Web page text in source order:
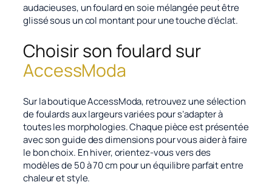
audacieuses, un foulard en soie mélangée peut être
glissé sous un col montant pour une touche d’éclat.
Choisir son foulard sur
AccessModa
Sur la boutique AccessModa, retrouvez une sélection
de foulards aux largeurs variées pour s’adapter à
toutes les morphologies. Chaque pièce est présentée
avec son guide des dimensions pour vous aider à faire
le bon choix. En hiver, orientez-vous vers des
modèles de 50 à 70 cm pour un équilibre parfait entre
chaleur et style.